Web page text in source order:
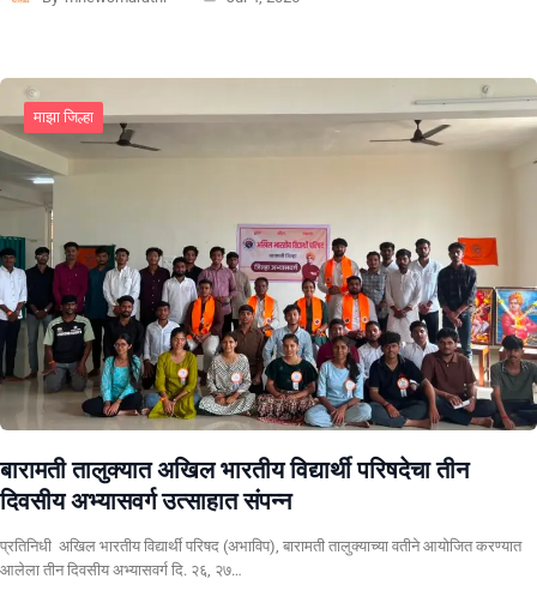
माझा जिल्हा
बारामती तालुक्यात अखिल भारतीय विद्यार्थी परिषदेचा तीन
दिवसीय अभ्यासवर्ग उत्साहात संपन्न
प्रतिनिधी अखिल भारतीय विद्यार्थी परिषद (अभाविप), बारामती तालुक्याच्या वतीने आयोजित करण्यात
आलेला तीन दिवसीय अभ्यासवर्ग दि. २६, २७…